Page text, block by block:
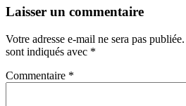
Laisser un commentaire
Votre adresse e-mail ne sera pas publiée.
sont indiqués avec *
Commentaire *